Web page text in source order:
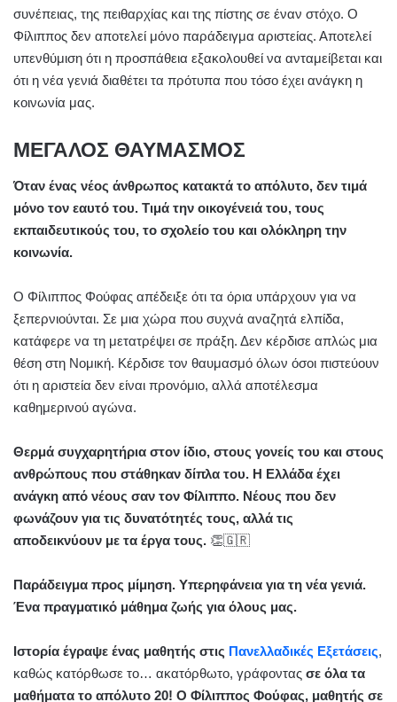
συνέπειας, της πειθαρχίας και της πίστης σε έναν στόχο. Ο
Φίλιππος δεν αποτελεί μόνο παράδειγμα αριστείας. Αποτελεί
υπενθύμιση ότι η προσπάθεια εξακολουθεί να ανταμείβεται και
ότι η νέα γενιά διαθέτει τα πρότυπα που τόσο έχει ανάγκη η
κοινωνία μας.
ΜΕΓΑΛΟΣ ΘΑΥΜΑΣΜΟΣ
Όταν ένας νέος άνθρωπος κατακτά το απόλυτο, δεν τιμά
μόνο τον εαυτό του. Τιμά την οικογένειά του, τους
εκπαιδευτικούς του, το σχολείο του και ολόκληρη την
κοινωνία.
Ο Φίλιππος Φούφας απέδειξε ότι τα όρια υπάρχουν για να
ξεπερνιούνται. Σε μια χώρα που συχνά αναζητά ελπίδα,
κατάφερε να τη μετατρέψει σε πράξη. Δεν κέρδισε απλώς μια
θέση στη Νομική. Κέρδισε τον θαυμασμό όλων όσοι πιστεύουν
ότι η αριστεία δεν είναι προνόμιο, αλλά αποτέλεσμα
καθημερινού αγώνα.
Θερμά συγχαρητήρια στον ίδιο, στους γονείς του και στους
ανθρώπους που στάθηκαν δίπλα του. Η Ελλάδα έχει
ανάγκη από νέους σαν τον Φίλιππο. Νέους που δεν
φωνάζουν για τις δυνατότητές τους, αλλά τις
αποδεικνύουν με τα έργα τους. 👏🇬🇷
Παράδειγμα προς μίμηση. Υπερηφάνεια για τη νέα γενιά.
Ένα πραγματικό μάθημα ζωής για όλους μας.
Ιστορία έγραψε ένας μαθητής στις Πανελλαδικές Εξετάσεις,
καθώς κατόρθωσε το… ακατόρθωτο, γράφοντας σε όλα τα
μαθήματα το απόλυτο 20! Ο Φίλιππος Φούφας, μαθητής σε